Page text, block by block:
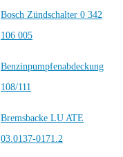
Bosch Zündschalter 0 342
106 005
Benzinpumpfenabdeckung
108/111
Bremsbacke LU ATE
03.0137-0171.2